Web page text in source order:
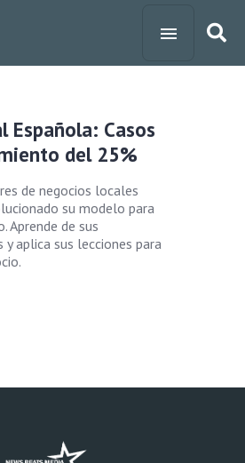
Española: Casos
del 25%
de negocios locales
su modelo para
Aprende de sus
aplica sus lecciones para